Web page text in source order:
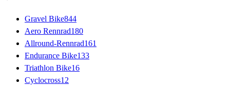
Gravel Bike844
Aero Rennrad180
Allround-Rennrad161
Endurance Bike133
Triathlon Bike16
Cyclocross12